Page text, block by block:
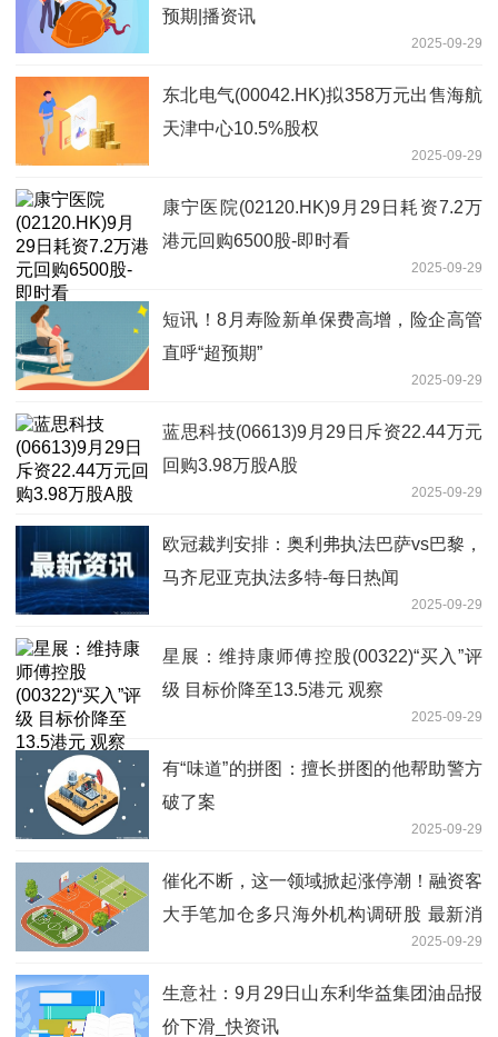
预期|播资讯
2025-09-29
东北电气(00042.HK)拟358万元出售海航
天津中心10.5%股权
2025-09-29
康宁医院(02120.HK)9月29日耗资7.2万
港元回购6500股-即时看
2025-09-29
短讯！8月寿险新单保费高增，险企高管
直呼“超预期”
2025-09-29
蓝思科技(06613)9月29日斥资22.44万元
回购3.98万股A股
2025-09-29
欧冠裁判安排：奥利弗执法巴萨vs巴黎，
马齐尼亚克执法多特-每日热闻
2025-09-29
星展：维持康师傅控股(00322)“买入”评
级 目标价降至13.5港元 观察
2025-09-29
有“味道”的拼图：擅长拼图的他帮助警方
破了案
2025-09-29
催化不断，这一领域掀起涨停潮！融资客
大手笔加仓多只海外机构调研股 最新消
2025-09-29
生意社：9月29日山东利华益集团油品报
价下滑_快资讯